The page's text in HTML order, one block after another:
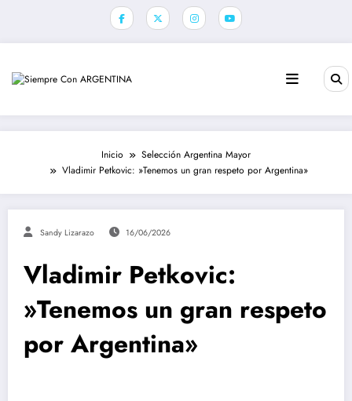
Inicio
Selección Argentina Mayor
Vladimir Petkovic: »Tenemos un gran respeto por Argentina»
Sandy Lizarazo 16/06/2026
Vladimir Petkovic:
»Tenemos un gran respeto
por Argentina»